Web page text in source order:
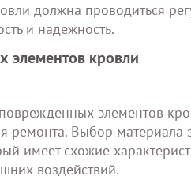
должна проводиться
и надежность.
элементов кровли
элементов
ремонта. Выбор
имеет схожие
воздействий.